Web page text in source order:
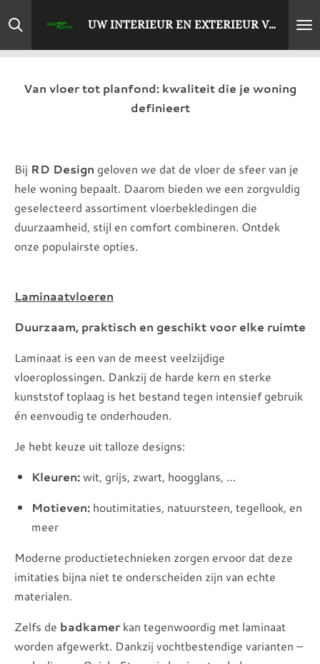
Ga
direct
naar
hoofdinhoud
UW INTERIEUR EN EXTERIEUR VERFIJND TOT PERFECTIE
Van vloer tot planfond: kwaliteit die je woning
definieert
Bij RD Design geloven we dat de vloer de sfeer van je
hele woning bepaalt. Daarom bieden we een zorgvuldig
geselecteerd assortiment vloerbekledingen die
duurzaamheid, stijl en comfort combineren. Ontdek
onze populairste opties.
Laminaatvloeren
Duurzaam, praktisch en geschikt voor elke ruimte
Laminaat is een van de meest veelzijdige
vloeroplossingen. Dankzij de harde kern en sterke
kunststof toplaag is het bestand tegen intensief gebruik
én eenvoudig te onderhouden.
Je hebt keuze uit talloze designs:
Kleuren:wit, grijs, zwart, hoogglans, …
Motieven: houtimitaties, natuursteen, tegellook, en
meer
Moderne productietechnieken zorgen ervoor dat deze
imitaties bijna niet te onderscheiden zijn van echte
materialen.
Zelfs de badkamerkan tegenwoordig met laminaat
worden afgewerkt. Dankzij vochtbestendige varianten –